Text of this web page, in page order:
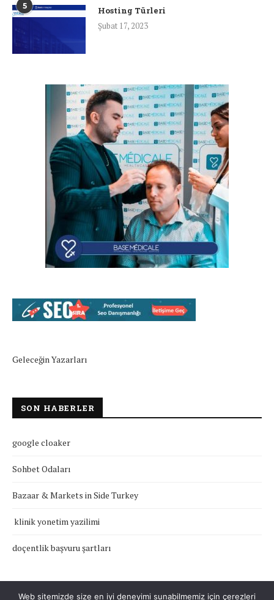
5
Hosting Türleri
Şubat 17, 2023
Geleceğin Yazarları
SON HABERLER
google cloaker
Sohbet Odaları
Bazaar & Markets in Side Turkey
klinik yonetim yazilimi
doçentlik başvuru şartları
Web sitemizde size en iyi deneyimi sunabilmemiz için çerezleri